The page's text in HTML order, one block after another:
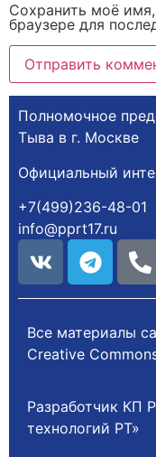
Сохранить моё
браузере для
Полномочное
Тыва в г. Москве
Официальный
+7(499)236-48-01
info@pprt17.ru
Все материалы
Creative
Разработчик КП
технологий РТ»